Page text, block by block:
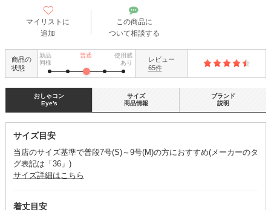
マイリストに
追加
この商品に
ついて相談する
商品の
状態
新品
同様
普通
使用感
あり
レビュー
65件
おしゃコン
Eye's
サイズ目安
当店のサイズ基準で普段7号(S)～9号(M)の方におすすめ(メーカーのタ
グ表記は「36」)
サイズ詳細はこちら
着丈目安
サイズ
商品情報
ブランド
説明